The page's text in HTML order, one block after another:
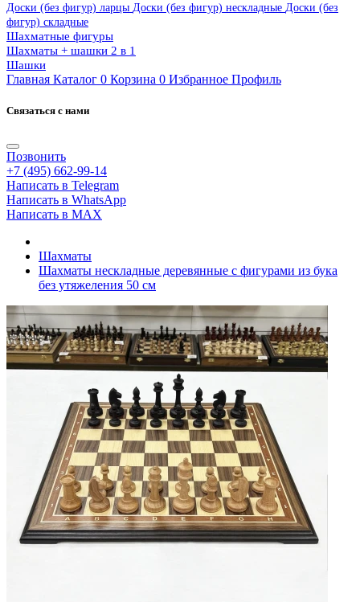
Доски (без фигур) ларцы Доски (без фигур) нескладные Доски (без
фигур) складные
Шахматные фигуры
Шахматы + шашки 2 в 1
Шашки
Главная Каталог 0 Корзина 0 Избранное Профиль
Связаться с нами
Позвонить
+7 (495) 662-99-14
Написать в Telegram
Написать в WhatsApp
Написать в MAX
Шахматы
Шахматы нескладные деревянные с фигурами из бука
без утяжеления 50 см